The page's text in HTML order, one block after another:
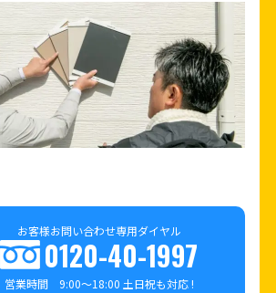
お客様お問い合わせ専用ダイヤル
0120-40-1997
営業時間 9:00～18:00 土日祝も対応 !